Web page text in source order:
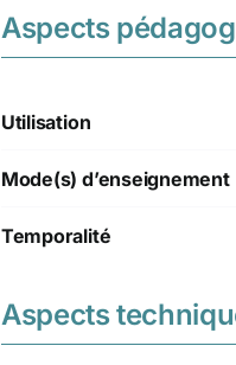
Aspects
Utilisation
Mode(s) d’enseignement
Temporalité
Aspects